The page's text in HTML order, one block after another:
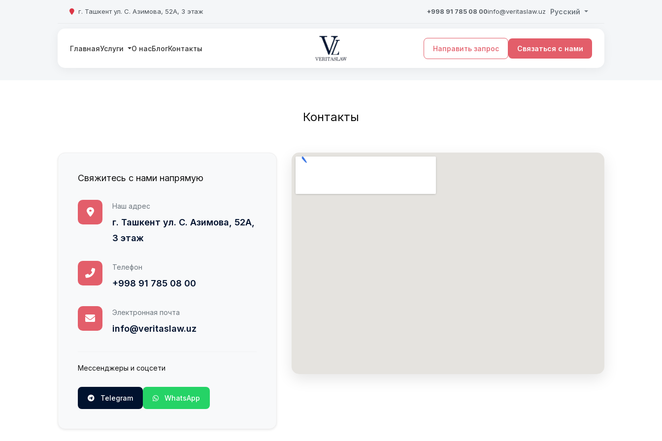
г. Ташкент ул. С. Азимова, 52А, 3 этаж +998 91 785 08 00info@veritaslaw.uz Русский
ГлавнаяУслуги О насБлогКонтакты Направить запрос Связаться с нами
Контакты
Свяжитесь с нами напрямую
Наш адрес
г. Ташкент ул. С. Азимова, 52А,
3 этаж
Телефон
+998 91 785 08 00
Электронная почта
info@veritaslaw.uz
Мессенджеры и соцсети
Telegram WhatsApp